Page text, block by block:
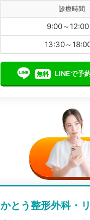
診療時間
9:00～
13:30～
無料 LINEで予
かとう整形外科・